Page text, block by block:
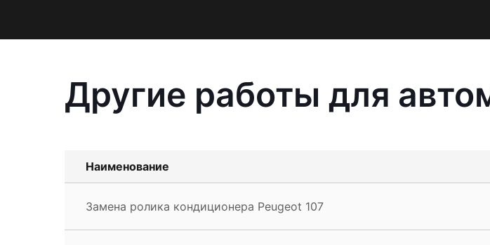
Другие работы для
Наименование
Замена ролика кондиционера Peugeot 107